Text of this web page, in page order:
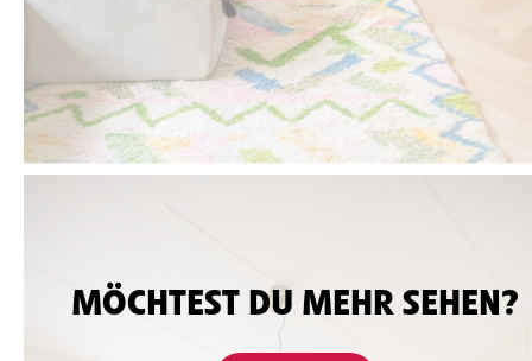
MÖCHTEST DU MEHR SEHEN?